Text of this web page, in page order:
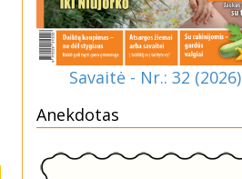
Savaitė - Nr.: 32 (2026)
Anekdotas